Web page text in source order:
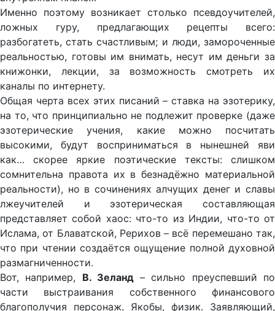
Именно поэтому возникает столько псевдоучителей,
ложных гуру, предлагающих рецепты всего:
разбогатеть, стать счастливым; и люди, замороченные
реальностью, готовы им внимать, несут им деньги за
книжонки, лекции, за возможность смотреть их
каналы по интернету.
Общая черта всех этих писаний – ставка на эзотерику,
на то, что принципиально не подлежит проверке (даже
эзотерические учения, какие можно посчитать
высокими, будут восприниматься в нынешней яви
как… скорее яркие поэтические тексты: слишком
сомнительна правота их в безнадёжно материальной
реальности), но в сочинениях алчущих денег и славы
лжеучителей и эзотерическая составляющая
представляет собой хаос: что-то из Индии, что-то от
Ислама, от Блаватской, Рерихов – всё перемешано так,
что при чтении создаётся ощущение полной духовной
размагниченности.
Вот, например, В. Зеланд– сильно преуспевший по
части выстраивания собственного финансового
благополучия персонаж. Якобы, физик. Заявляющий,